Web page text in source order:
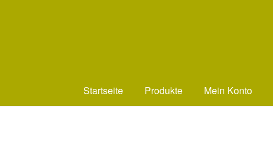
Startseite Produkte Mein Konto